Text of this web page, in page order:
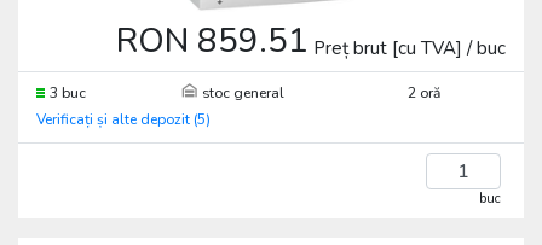
RON 859.51 Preț brut [cu TVA] / buc
3 buc stoc general
2 oră
Verificați și alte depozit (5)
buc